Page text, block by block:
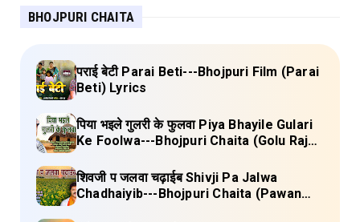
BHOJPURI CHAITA
पराई बेटी Parai Beti---Bhojpuri Film (Parai
Beti) Lyrics
पिया भइले गुलरी के फुलवा Piya Bhayile Gulari
Ke Foolwa---Bhojpuri Chaita (Golu Raja)
शिवजी प जलवा चढ़ाईब Shivji Pa Jalwa
Chadhaiyib---Bhojpuri Chaita (Pawan